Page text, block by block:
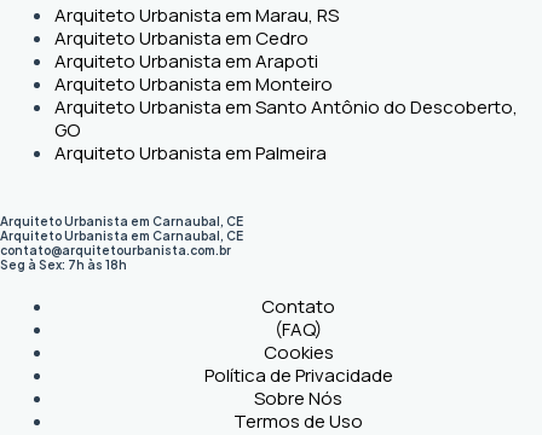
Arquiteto Urbanista em Marau, RS
Arquiteto Urbanista em Cedro
Arquiteto Urbanista em Arapoti
Arquiteto Urbanista em Monteiro
Arquiteto Urbanista em Santo Antônio do Descoberto,
GO
Arquiteto Urbanista em Palmeira
Arquiteto Urbanista em Carnaubal, CE
Arquiteto Urbanista em Carnaubal , CE
contato@arquitetourbanista.com.br
Seg à Sex: 7h às 18h
Contato
(FAQ)
Cookies
Política de Privacidade
Sobre Nós
Termos de Uso